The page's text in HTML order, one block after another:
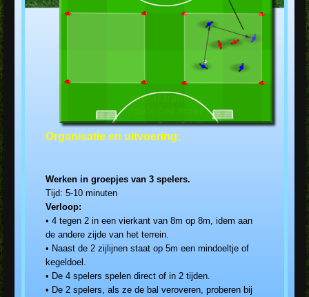
Organisatie en uitvoering:
Werken in groepjes van 3 spelers.
Tijd: 5-10 minuten
Verloop:
• 4 tegen 2 in een vierkant van 8m op 8m, idem aan
de andere zijde van het terrein.
• Naast de 2 zijlijnen staat op 5m een mindoeltje of
kegeldoel.
• De 4 spelers spelen direct of in 2 tijden.
• De 2 spelers, als ze de bal veroveren, proberen bij